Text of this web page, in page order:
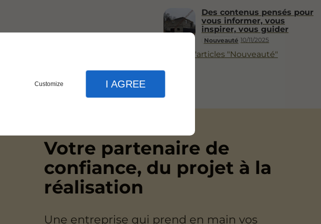
Customize I AGREE
Nouveauté 10/11/2025
Des contenus pensés pour
vous informer, vous
inspirer, vous guider
Plus d'articles "Nouveauté"
Votre partenaire de
confiance, du projet à la
réalisation
Une entreprise qui prend en main vos